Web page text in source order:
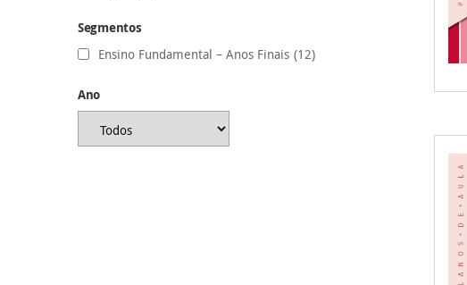
Segmentos
Ensino Fundamental – Anos Finais (12)
Ano